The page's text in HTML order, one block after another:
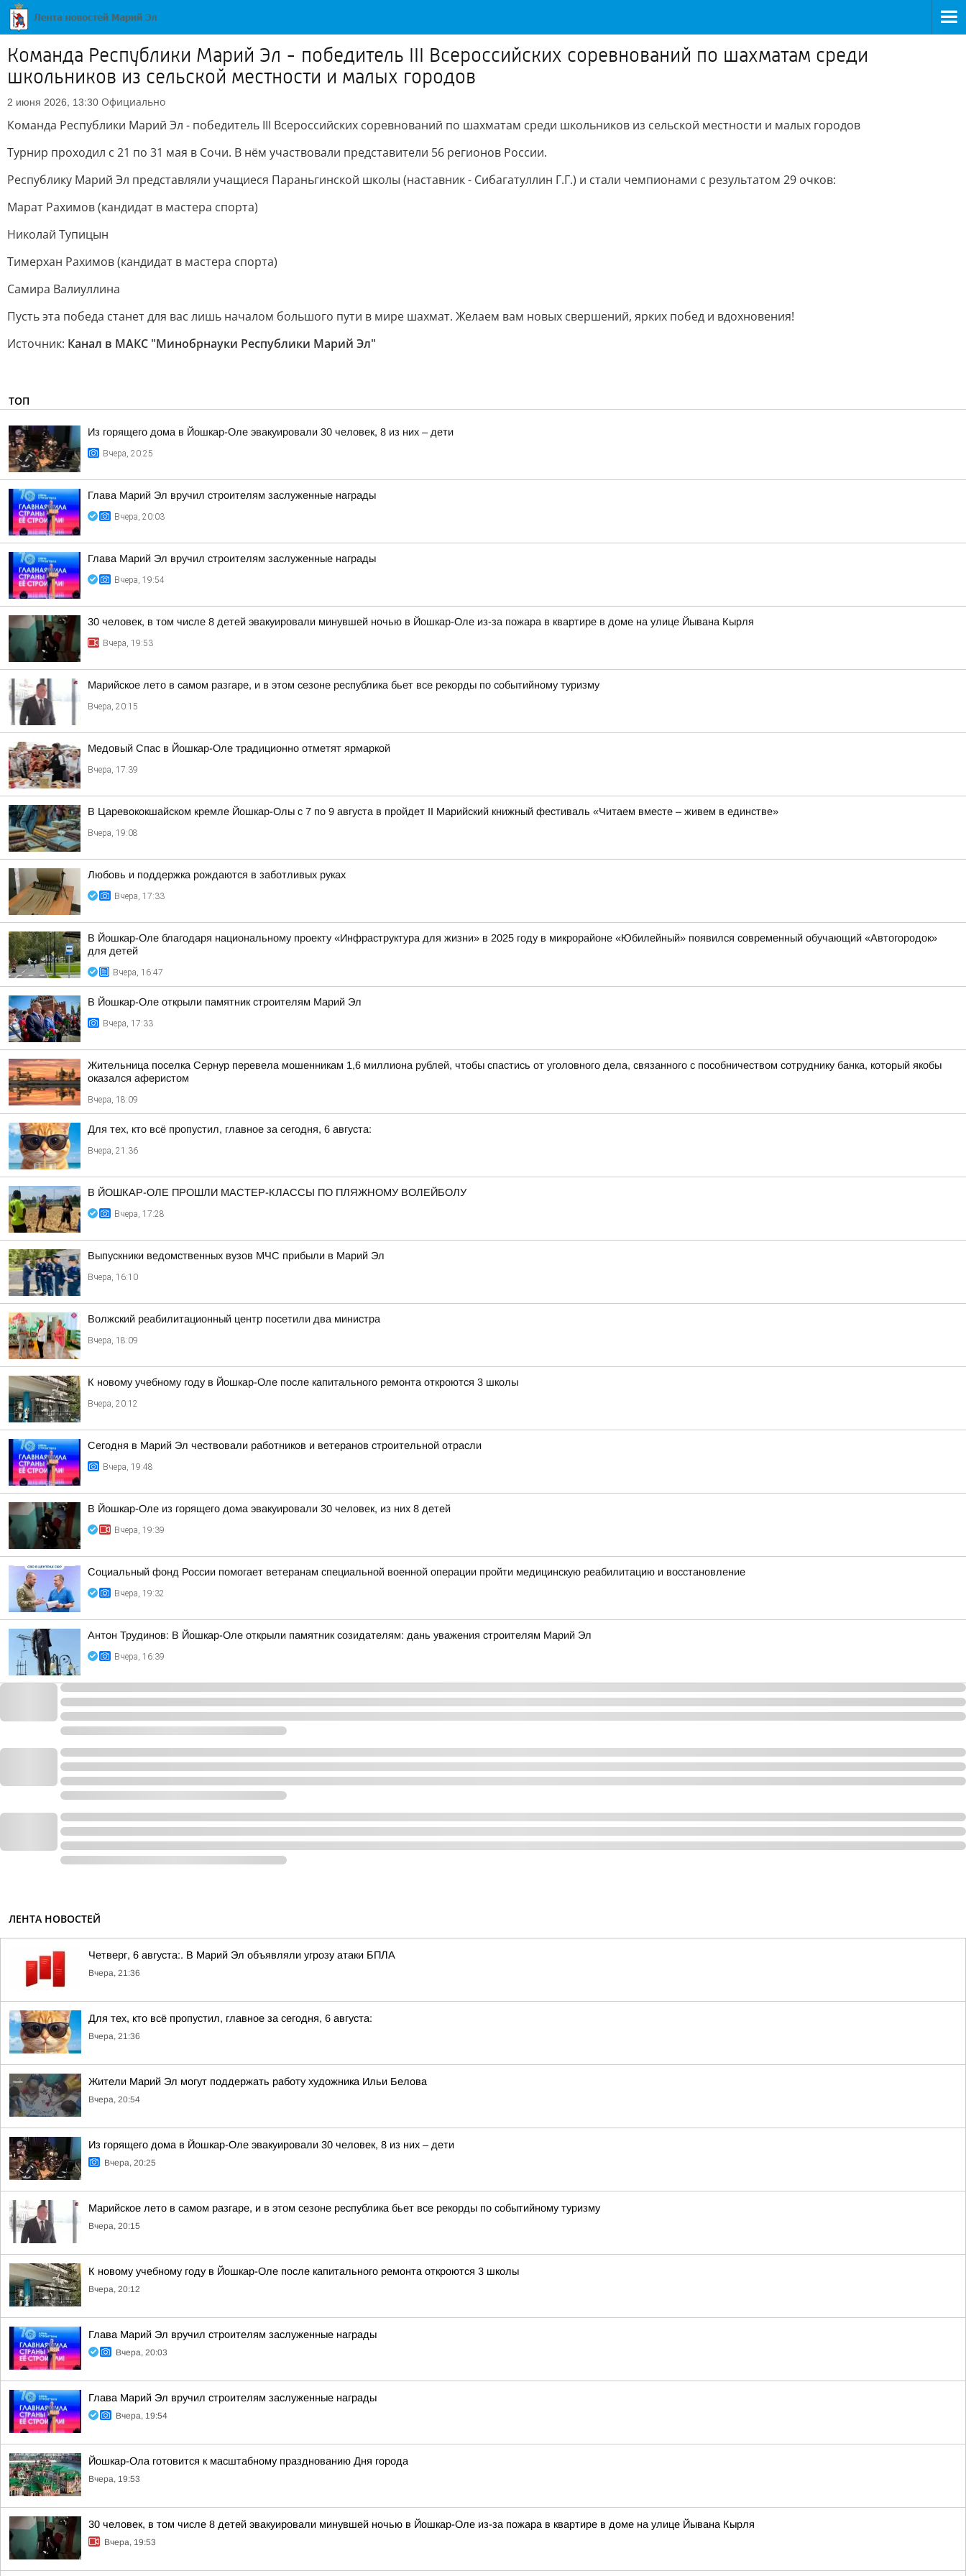
Команда Республики Марий Эл - победитель III Всероссийских соревнований по шахматам среди
школьников из сельской местности и малых городов
2 июня 2026, 13:30 Официально
Команда Республики Марий Эл - победитель III Всероссийских соревнований по шахматам среди школьников из сельской местности и малых городов
Турнир проходил с 21 по 31 мая в Сочи. В нём участвовали представители 56 регионов России.
Республику Марий Эл представляли учащиеся Параньгинской школы (наставник - Сибагатуллин Г.Г.) и стали чемпионами с результатом 29 очков:
Марат Рахимов (кандидат в мастера спорта)
Николай Тупицын
Тимерхан Рахимов (кандидат в мастера спорта)
Самира Валиуллина
Пусть эта победа станет для вас лишь началом большого пути в мире шахмат. Желаем вам новых свершений, ярких побед и вдохновения!
Источник: Канал в МАКС "Минобрнауки Республики Марий Эл"
ТОП
Из горящего дома в Йошкар-Оле эвакуировали 30 человек, 8 из них – дети
Вчера, 20:25
Глава Марий Эл вручил строителям заслуженные награды
Вчера, 20:03
Глава Марий Эл вручил строителям заслуженные награды
Вчера, 19:54
30 человек, в том числе 8 детей эвакуировали минувшей ночью в Йошкар-Оле из-за пожара в квартире в доме на улице Йывана Кырля
Вчера, 19:53
Марийское лето в самом разгаре, и в этом сезоне республика бьет все рекорды по событийному туризму
Вчера, 20:15
Медовый Спас в Йошкар-Оле традиционно отметят ярмаркой
Вчера, 17:39
В Царевококшайском кремле Йошкар-Олы с 7 по 9 августа в пройдет II Марийский книжный фестиваль «Читаем вместе – живем в единстве»
Вчера, 19:08
Любовь и поддержка рождаются в заботливых руках
Вчера, 17:33
В Йошкар-Оле благодаря национальному проекту «Инфраструктура для жизни» в 2025 году в микрорайоне «Юбилейный» появился современный обучающий «Автогородок»
для детей
Вчера, 16:47
В Йошкар-Оле открыли памятник строителям Марий Эл
Вчера, 17:33
Жительница поселка Сернур перевела мошенникам 1,6 миллиона рублей, чтобы спастись от уголовного дела, связанного с пособничеством сотруднику банка, который якобы
оказался аферистом
Вчера, 18:09
Для тех, кто всё пропустил, главное за сегодня, 6 августа:
Вчера, 21:36
В ЙОШКАР-ОЛЕ ПРОШЛИ МАСТЕР-КЛАССЫ ПО ПЛЯЖНОМУ ВОЛЕЙБОЛУ
Вчера, 17:28
Выпускники ведомственных вузов МЧС прибыли в Марий Эл
Вчера, 16:10
Волжский реабилитационный центр посетили два министра
Вчера, 18:09
К новому учебному году в Йошкар-Оле после капитального ремонта откроются 3 школы
Вчера, 20:12
Сегодня в Марий Эл чествовали работников и ветеранов строительной отрасли
Вчера, 19:48
В Йошкар-Оле из горящего дома эвакуировали 30 человек, из них 8 детей
Вчера, 19:39
Социальный фонд России помогает ветеранам специальной военной операции пройти медицинскую реабилитацию и восстановление
Вчера, 19:32
Антон Трудинов: В Йошкар-Оле открыли памятник созидателям: дань уважения строителям Марий Эл
Вчера, 16:39
ЛЕНТА НОВОСТЕЙ
Четверг, 6 августа:. В Марий Эл объявляли угрозу атаки БПЛА
Вчера, 21:36
Для тех, кто всё пропустил, главное за сегодня, 6 августа:
Вчера, 21:36
Жители Марий Эл могут поддержать работу художника Ильи Белова
Вчера, 20:54
Из горящего дома в Йошкар-Оле эвакуировали 30 человек, 8 из них – дети
Вчера, 20:25
Марийское лето в самом разгаре, и в этом сезоне республика бьет все рекорды по событийному туризму
Вчера, 20:15
К новому учебному году в Йошкар-Оле после капитального ремонта откроются 3 школы
Вчера, 20:12
Глава Марий Эл вручил строителям заслуженные награды
Вчера, 20:03
Глава Марий Эл вручил строителям заслуженные награды
Вчера, 19:54
Йошкар-Ола готовится к масштабному празднованию Дня города
Вчера, 19:53
30 человек, в том числе 8 детей эвакуировали минувшей ночью в Йошкар-Оле из-за пожара в квартире в доме на улице Йывана Кырля
Вчера, 19:53